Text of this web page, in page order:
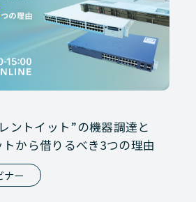
ントイット”の機器調達と
から借りるべき3つの理由
ナー